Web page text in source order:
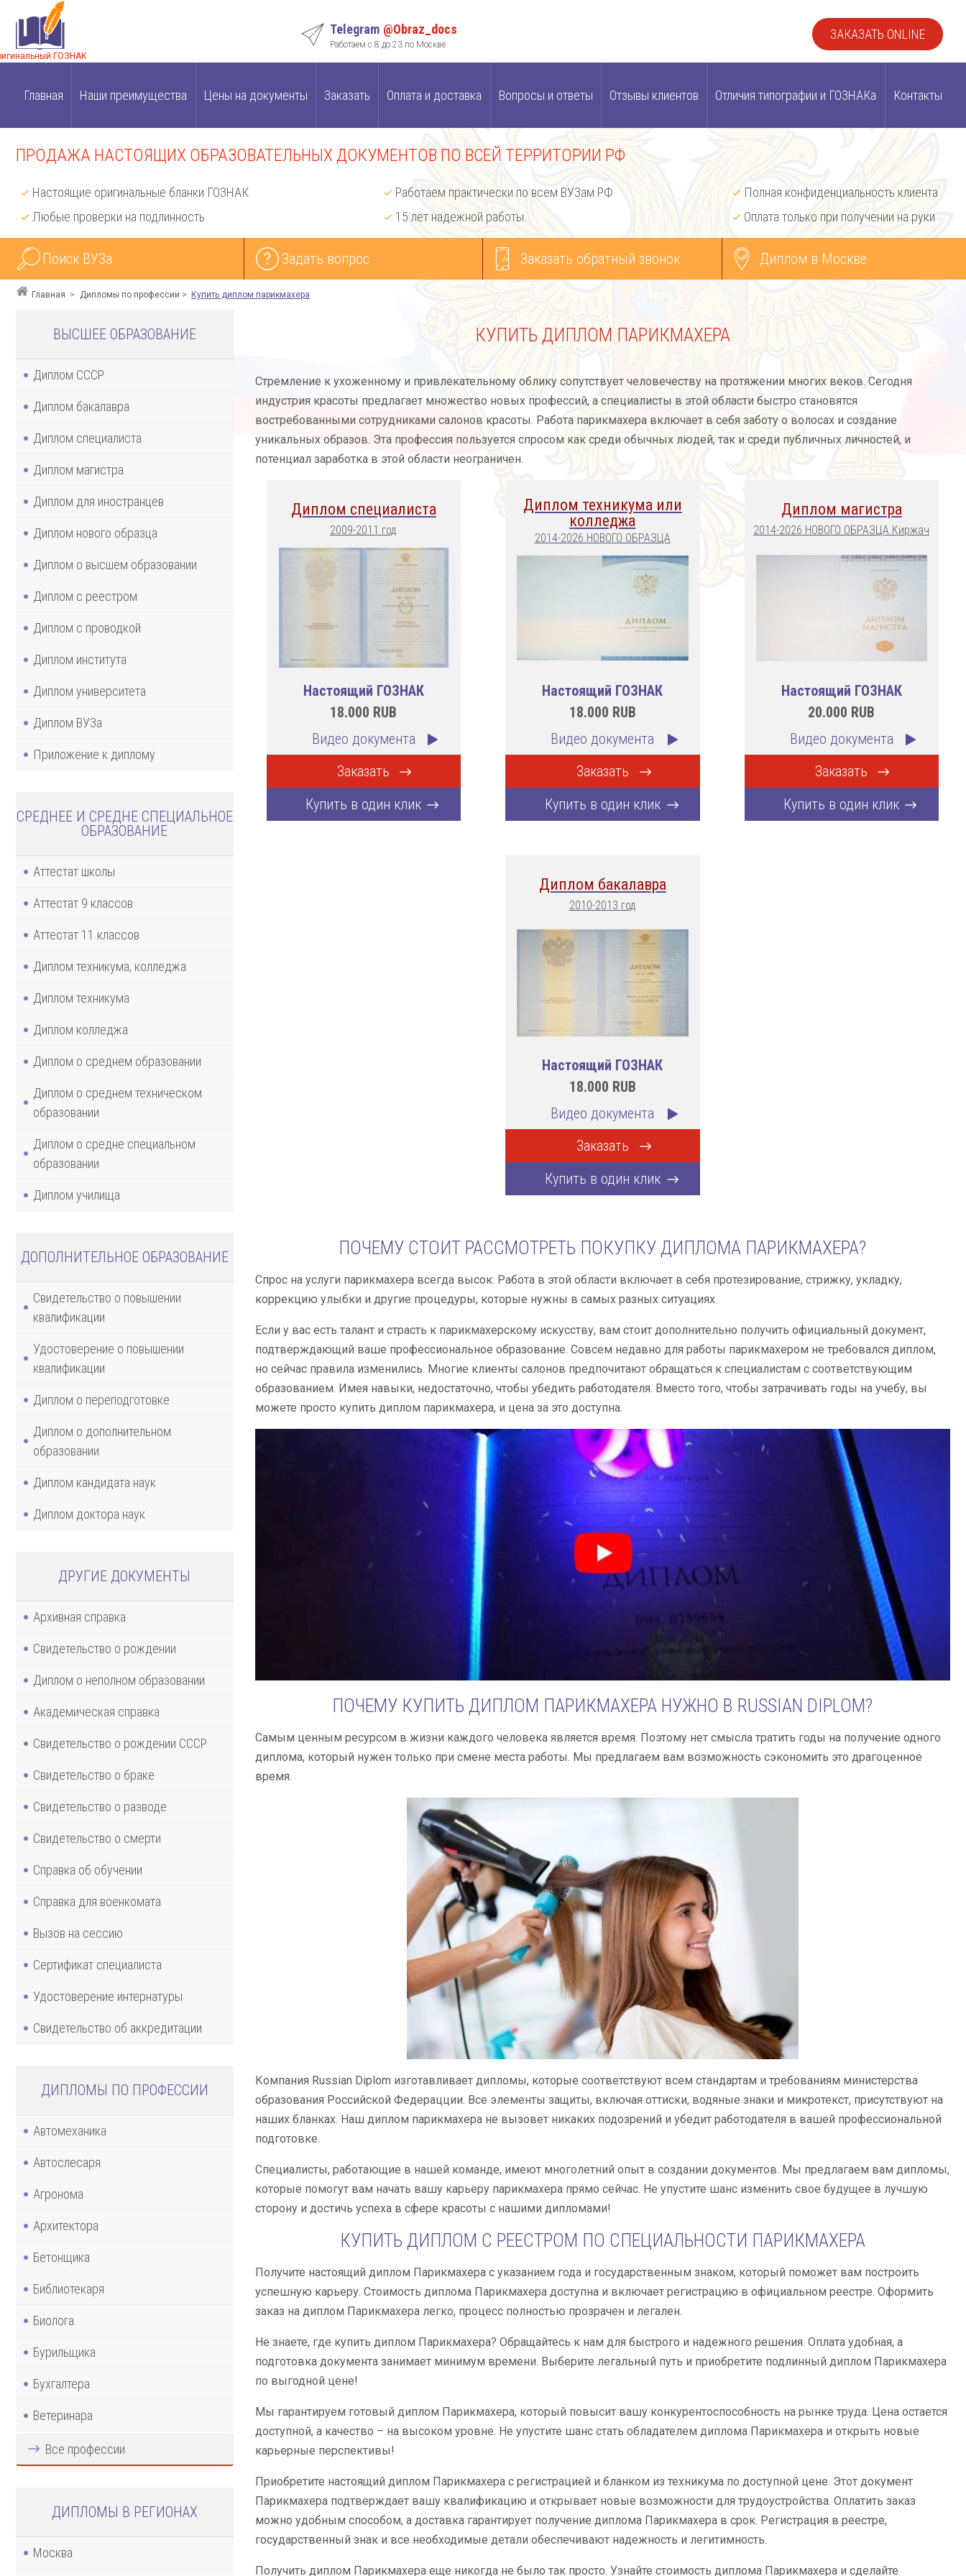
ГОЗНАК
Telegram @Obraz_docs
Работаем с 8 до 23 по Москве
ЗАКАЗАТЬ ONLINE
Главная Наши преимущества Цены на документы Заказать Оплата и доставка Вопросы и ответы Отзывы клиентов Отличия типографии и ГОЗНАКа Контакты
ПРОДАЖА НАСТОЯЩИХ ОБРАЗОВАТЕЛЬНЫХ ДОКУМЕНТОВ ПО ВСЕЙ ТЕРРИТОРИИ РФ
Настоящие оригинальные бланки ГОЗНАК
Любые проверки на подлинность
Работаем практически по всем ВУЗам РФ
15 лет надежной работы
Полная конфиденциальность клиента
Оплата только при получении на руки
Поиск ВУЗа Задать вопрос Заказать обратный звонок Диплом в Москве
Главная Дипломы по профессии Купить диплом парикмахера
ВЫСШЕЕ ОБРАЗОВАНИЕ
Диплом СССР
Диплом бакалавра
Диплом специалиста
Диплом магистра
Диплом для иностранцев
Диплом нового образца
Диплом о высшем образовании
Диплом с реестром
Диплом с проводкой
Диплом института
Диплом университета
Диплом ВУЗа
Приложение к диплому
СРЕДНЕЕ И СРЕДНЕ СПЕЦИАЛЬНОЕ
ОБРАЗОВАНИЕ
Аттестат школы
Аттестат 9 классов
Аттестат 11 классов
Диплом техникума, колледжа
Диплом техникума
Диплом колледжа
Диплом о среднем образовании
Диплом о среднем техническом
образовании
Диплом о средне специальном
образовании
Диплом училища
ДОПОЛНИТЕЛЬНОЕ ОБРАЗОВАНИЕ
Свидетельство о повышении
квалификации
Удостоверение о повышении
квалификации
Диплом о переподготовке
Диплом о дополнительном
образовании
Диплом кандидата наук
Диплом доктора наук
ДРУГИЕ ДОКУМЕНТЫ
Архивная справка
Свидетельство о рождении
Диплом о неполном образовании
Академическая справка
Свидетельство о рождении СССР
Свидетельство о браке
Свидетельство о разводе
Свидетельство о смерти
Справка об обучении
Справка для военкомата
Вызов на сессию
Сертификат специалиста
Удостоверение интернатуры
Свидетельство об аккредитации
ДИПЛОМЫ ПО ПРОФЕССИИ
Автомеханика
Автослесаря
Агронома
Архитектора
Бетонщика
Библиотекаря
Биолога
Бурильщика
Бухгалтера
Ветеринара
Все профессии
ДИПЛОМЫ В РЕГИОНАХ
Москва
КУПИТЬ ДИПЛОМ ПАРИКМАХЕРА
Стремление к ухоженному и привлекательному облику сопутствует человечеству на протяжении многих веков. Сегодня
индустрия красоты предлагает множество новых профессий, а специалисты в этой области быстро становятся
востребованными сотрудниками салонов красоты. Работа парикмахера включает в себя заботу о волосах и создание
уникальных образов. Эта профессия пользуется спросом как среди обычных людей, так и среди публичных личностей, и
потенциал заработка в этой области неограничен.
Диплом специалиста
2009-2011 год
Настоящий ГОЗНАК
18.000 RUB
Видео документа
Заказать
Купить в один клик
Диплом техникума или
колледжа
2014-2026 НОВОГО ОБРАЗЦА
Настоящий ГОЗНАК
18.000 RUB
Видео документа
Заказать
Купить в один клик
Диплом магистра
2014-2026 НОВОГО ОБРАЗЦА Киржач
Настоящий ГОЗНАК
20.000 RUB
Видео документа
Заказать
Купить в один клик
Диплом бакалавра
2010-2013 год
Настоящий ГОЗНАК
18.000 RUB
Видео документа
Заказать
Купить в один клик
ПОЧЕМУ СТОИТ РАССМОТРЕТЬ ПОКУПКУ ДИПЛОМА ПАРИКМАХЕРА?
Спрос на услуги парикмахера всегда высок: Работа в этой области включает в себя протезирование, стрижку, укладку,
коррекцию улыбки и другие процедуры, которые нужны в самых разных ситуациях.
Если у вас есть талант и страсть к парикмахерскому искусству, вам стоит дополнительно получить официальный документ,
подтверждающий ваше профессиональное образование. Совсем недавно для работы парикмахером не требовался диплом,
но сейчас правила изменились. Многие клиенты салонов предпочитают обращаться к специалистам с соответствующим
образованием. Имея навыки, недостаточно, чтобы убедить работодателя. Вместо того, чтобы затрачивать годы на учебу, вы
можете просто купить диплом парикмахера, и цена за это доступна.
ПОЧЕМУ КУПИТЬ ДИПЛОМ ПАРИКМАХЕРА НУЖНО В RUSSIAN DIPLOM?
Самым ценным ресурсом в жизни каждого человека является время. Поэтому нет смысла тратить годы на получение одного
диплома, который нужен только при смене места работы. Мы предлагаем вам возможность сэкономить это драгоценное
время.
Компания Russian Diplom изготавливает дипломы, которые соответствуют всем стандартам и требованиям министерства
образования Российской Федерацции. Все элементы защиты, включая оттиски, водяные знаки и микротекст, присутствуют на
наших бланках. Наш диплом парикмахера не вызовет никаких подозрений и убедит работодателя в вашей профессиональной
подготовке.
Специалисты, работающие в нашей команде, имеют многолетний опыт в создании документов. Мы предлагаем вам дипломы,
которые помогут вам начать вашу карьеру парикмахера прямо сейчас. Не упустите шанс изменить свое будущее в лучшую
сторону и достичь успеха в сфере красоты с нашими дипломами!
КУПИТЬ ДИПЛОМ С РЕЕСТРОМ ПО СПЕЦИАЛЬНОСТИ ПАРИКМАХЕРА
Получите настоящий диплом Парикмахера с указанием года и государственным знаком, который поможет вам построить
успешную карьеру. Стоимость диплома Парикмахера доступна и включает регистрацию в официальном реестре. Оформить
заказ на диплом Парикмахера легко, процесс полностью прозрачен и легален.
Не знаете, где купить диплом Парикмахера? Обращайтесь к нам для быстрого и надежного решения. Оплата удобная, а
подготовка документа занимает минимум времени. Выберите легальный путь и приобретите подлинный диплом Парикмахера
по выгодной цене!
Мы гарантируем готовый диплом Парикмахера, который повысит вашу конкурентоспособность на рынке труда. Цена остается
доступной, а качество – на высоком уровне. Не упустите шанс стать обладателем диплома Парикмахера и открыть новые
карьерные перспективы!
Приобретите настоящий диплом Парикмахера с регистрацией и бланком из техникума по доступной цене. Этот документ
Парикмахера подтверждает вашу квалификацию и открывает новые возможности для трудоустройства. Оплатить заказ
можно удобным способом, а доставка гарантирует получение диплома Парикмахера в срок. Регистрация в реестре,
государственный знак и все необходимые детали обеспечивают надежность и легитимность.
Получить диплом Парикмахера еще никогда не было так просто. Узнайте стоимость диплома Парикмахера и сделайте